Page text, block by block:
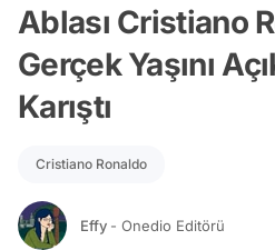
Ablası Cristiano
Gerçek Yaşını
Karıştı
Cristiano Ronaldo
Effy - Onedio Editörü